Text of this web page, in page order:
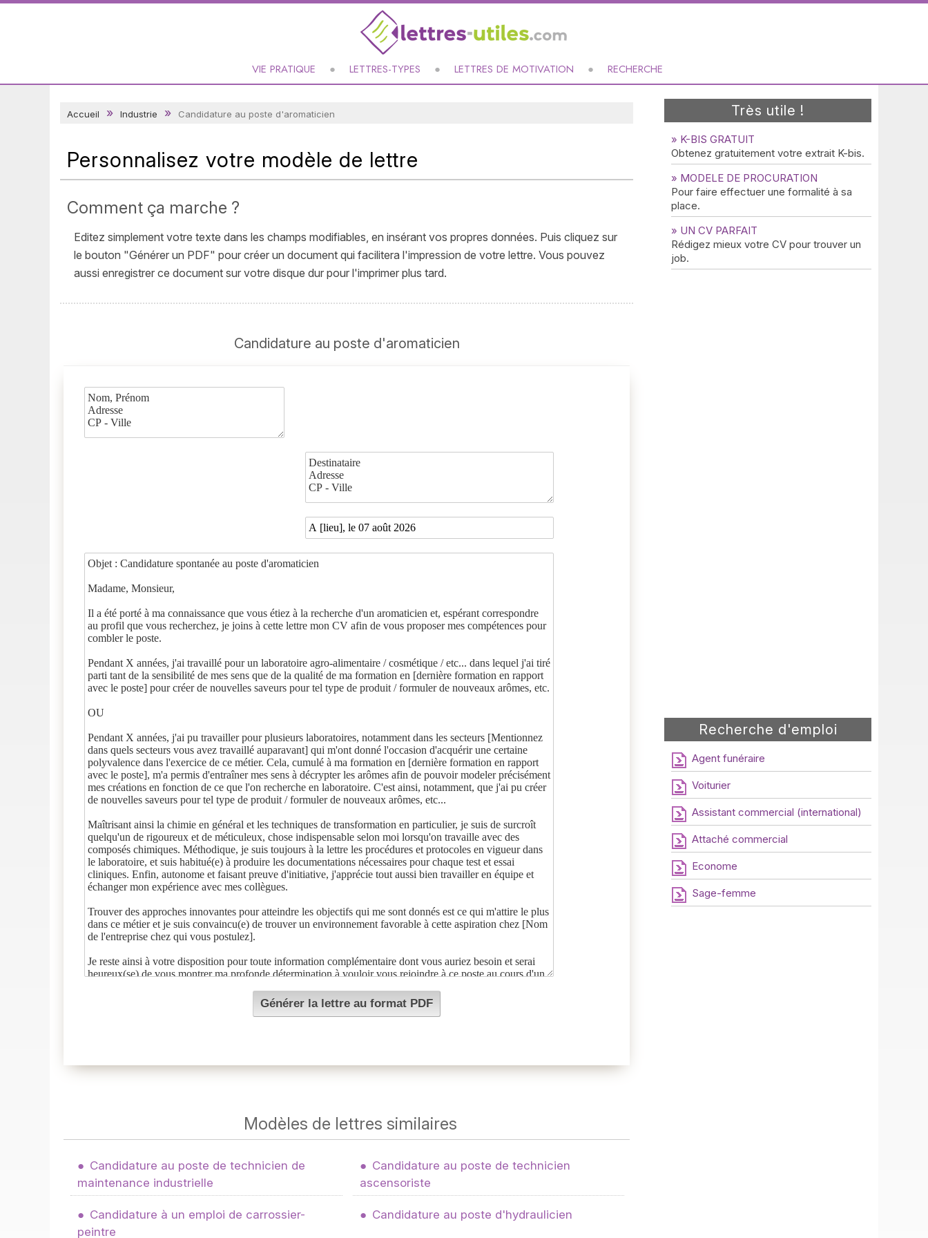
VIE PRATIQUE LETTRES-TYPES LETTRES DE MOTIVATION RECHERCHE
Accueil Industrie Candidature au poste d'aromaticien
Personnalisez votre modèle de lettre
Comment ça marche ?
Editez simplement votre texte dans les champs modifiables, en insérant vos propres données. Puis cliquez sur
le bouton "Générer un PDF" pour créer un document qui facilitera l'impression de votre lettre. Vous pouvez
aussi enregistrer ce document sur votre disque dur pour l'imprimer plus tard.
Candidature au poste d'aromaticien
Modèles de lettres similaires
Candidature au poste de technicien de
maintenance industrielle
Candidature au poste de technicien
ascensoriste
Candidature à un emploi de carrossier-
peintre
Candidature au poste d'hydraulicien
Très utile !
» K-BIS GRATUIT
Obtenez gratuitement votre extrait K-bis.
» MODELE DE PROCURATION
Pour faire effectuer une formalité à sa
place.
» UN CV PARFAIT
Rédigez mieux votre CV pour trouver un
job.
Recherche d'emploi
Agent funéraire
Voiturier
Assistant commercial (international)
Attaché commercial
Econome
Sage-femme